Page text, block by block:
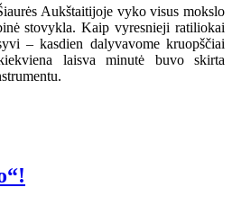
Aukštaitijoje vyko visus mokslo
stovykla. Kaip vyresnieji ratiliokai
– kasdien dalyvavome kruopščiai
laisva minutė buvo skirta